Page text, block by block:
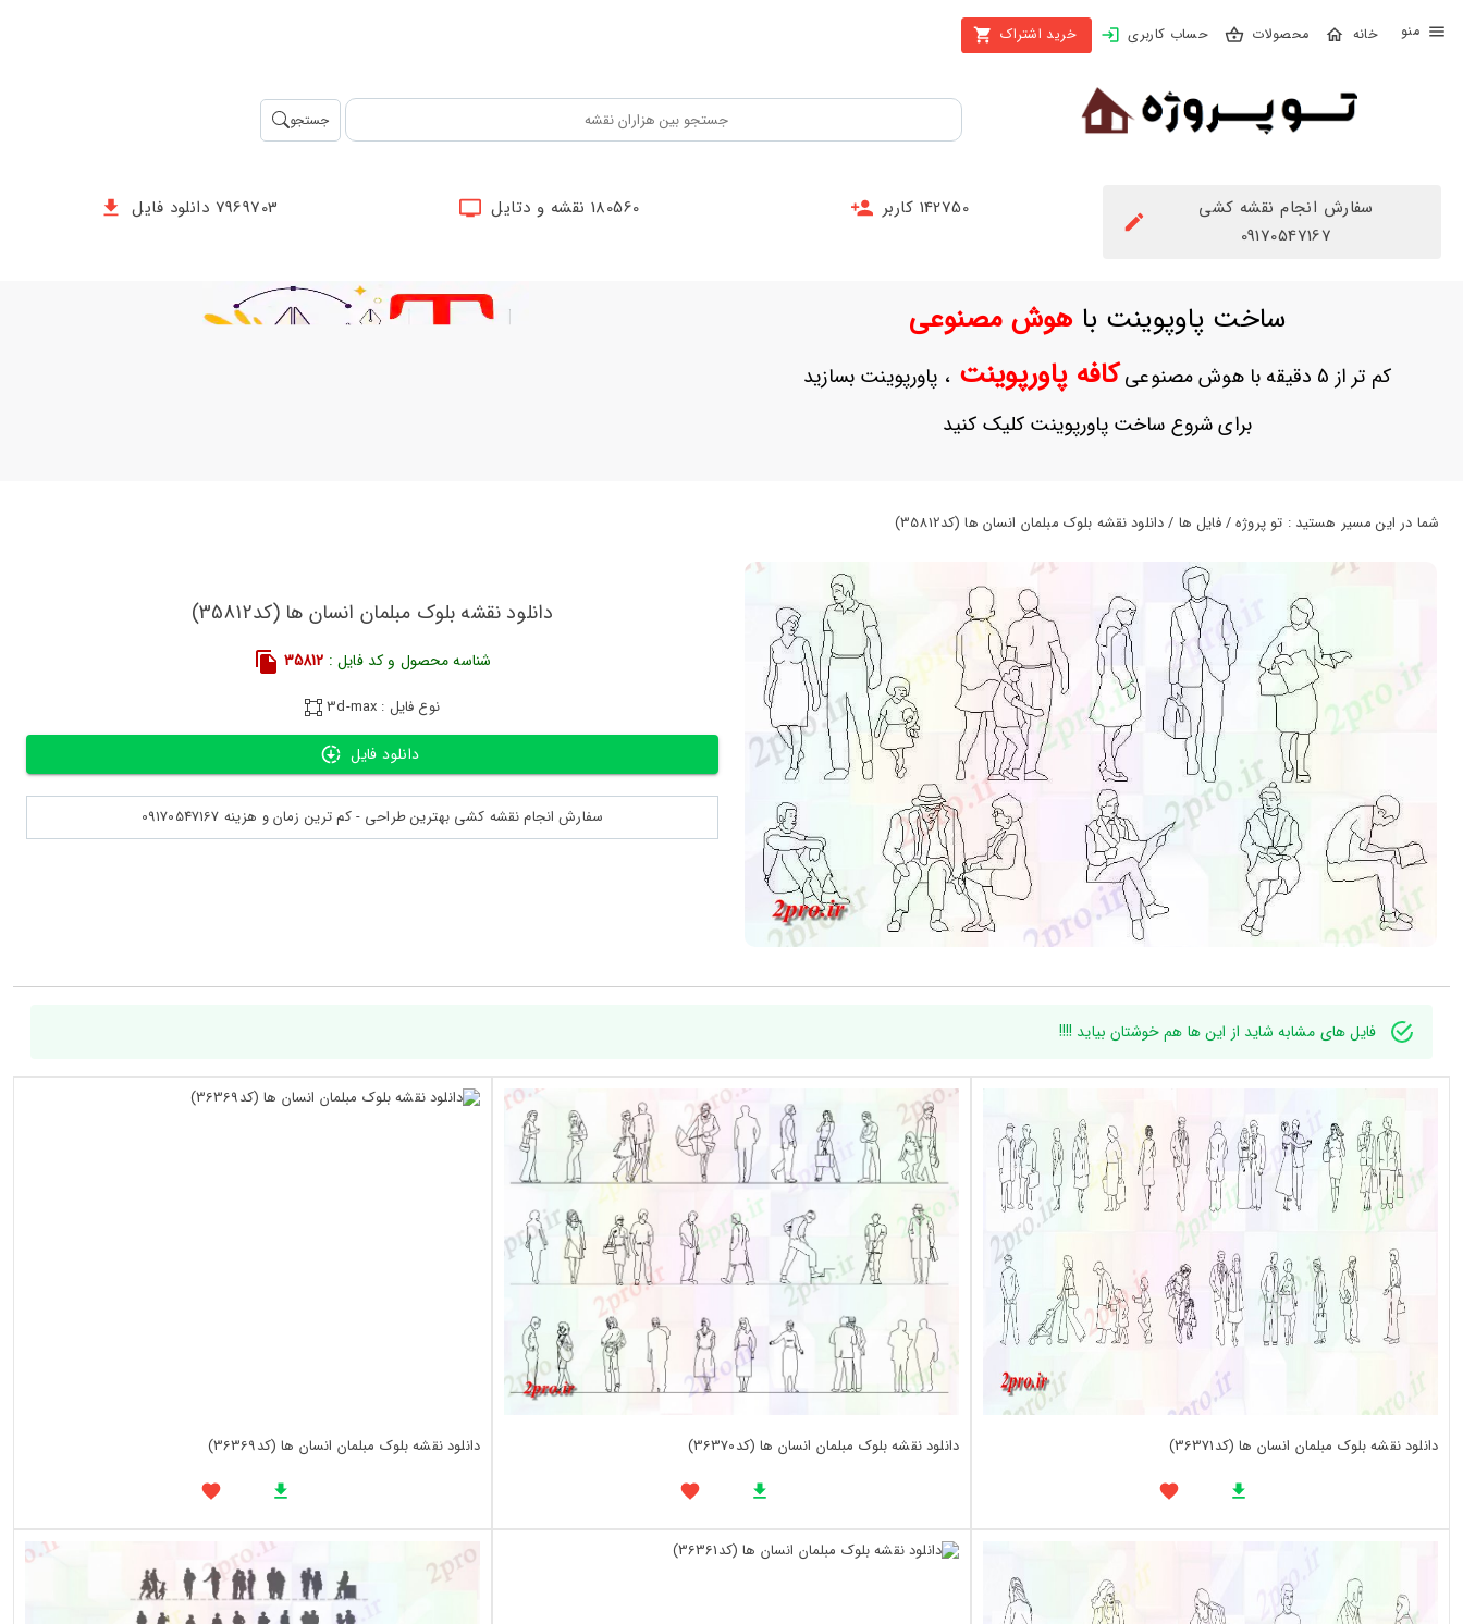
محصولات حساب کاربری خرید اشتراک
بستن
محصولات
حساب
کاربری
رمز
عبور
ها
جستجو
سفارش انجام نقشه کشی
09170547167
142750 کاربر 180560 نقشه و دتایل 7969703 دانلود فایل
ساخت پاوپوینت باهوش مصنوعی
کم تر از 5 دقیقه با هوش مصنوعی کافه پاورپوینت، پاورپوینت بسازید
برای شروع ساخت پاورپوینت کلیک کنید
شما در این مسیر هستید : تو پروژه / فایل ها / دانلود نقشه بلوک مبلمان انسان ها (کد35812)
دانلود نقشه بلوک مبلمان انسان ها (کد35812)
شناسه محصول و کد فایل : 35812
نوع فایل : 3d-max
دانلود فایل
سفارش انجام نقشه کشی بهترین طراحی - کم ترین زمان و هزینه 09170547167
فایل های مشابه شاید از این ها هم خوشتان بیاید !!!!
دانلود نقشه بلوک مبلمان انسان ها (کد36371) دانلود نقشه بلوک مبلمان انسان ها (کد36370) دانلود نقشه بلوک مبلمان انسان ها (کد36369)